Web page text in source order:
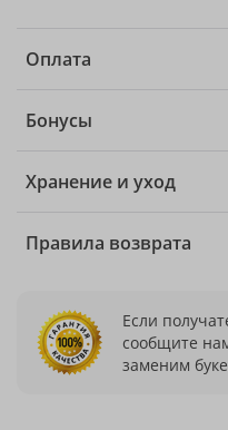
Оплата
Бонусы
Хранение и уход
Правила возврата
Если
сообщите
заменим